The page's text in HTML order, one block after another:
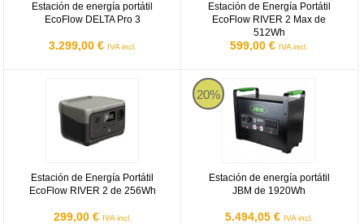
Estación de energía portátil
EcoFlow DELTA Pro 3
3.299,00 € IVA incl.
Estación de Energía Portátil
EcoFlow RIVER 2 Max de
512Wh
599,00 € IVA incl.
Estación de Energía Portátil
EcoFlow RIVER 2 de 256Wh
299,00 € IVA incl.
Estación de Energía Portátil EcoFlow RIVER 2 de 256Wh
20%
Estación de energía portátil
JBM de 1920Wh
5.494,05 € IVA incl.
Estación de energía portátil JBM